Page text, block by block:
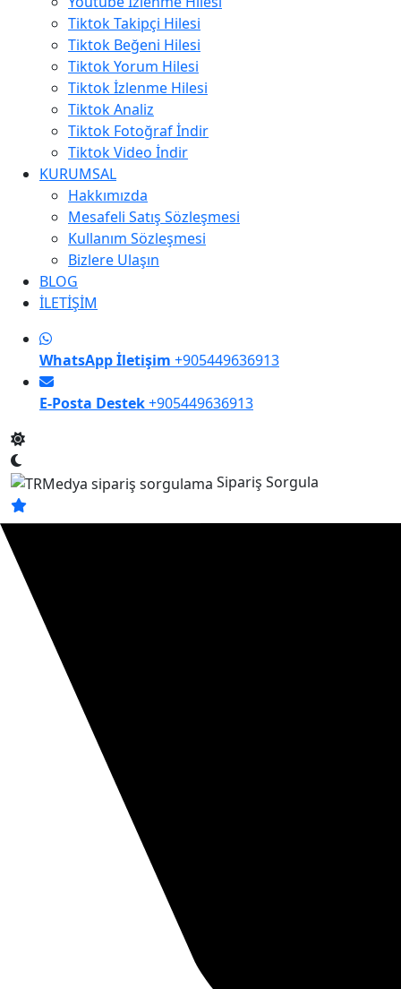
Tiktok Takipçi Hilesi
Tiktok Beğeni Hilesi
Tiktok Yorum Hilesi
Tiktok İzlenme Hilesi
Tiktok Analiz
Tiktok Fotoğraf İndir
Tiktok Video İndir
KURUMSAL
Hakkımızda
Mesafeli Satış Sözleşmesi
Kullanım Sözleşmesi
Bizlere Ulaşın
BLOG
İLETİŞİM
WhatsApp İletişim +905449636913
E-Posta Destek+905449636913
Sipariş Sorgula